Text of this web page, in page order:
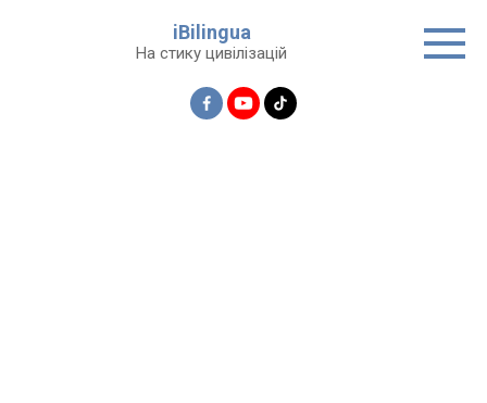
iBilingua
На стику цивілізацій